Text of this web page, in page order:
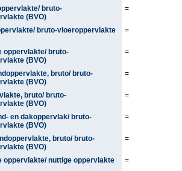
bruto-
(BVO)
=
bruto-vloeroppervlakte
=
oppervlakte/ bruto-
(BVO)
=
bruto/ bruto-
(BVO)
=
bruto/ bruto-
(BVO)
=
en dakoppervlak/ bruto-
(BVO)
=
bruto/ bruto-
(BVO)
=
oppervlakte/ nuttige oppervlakte =